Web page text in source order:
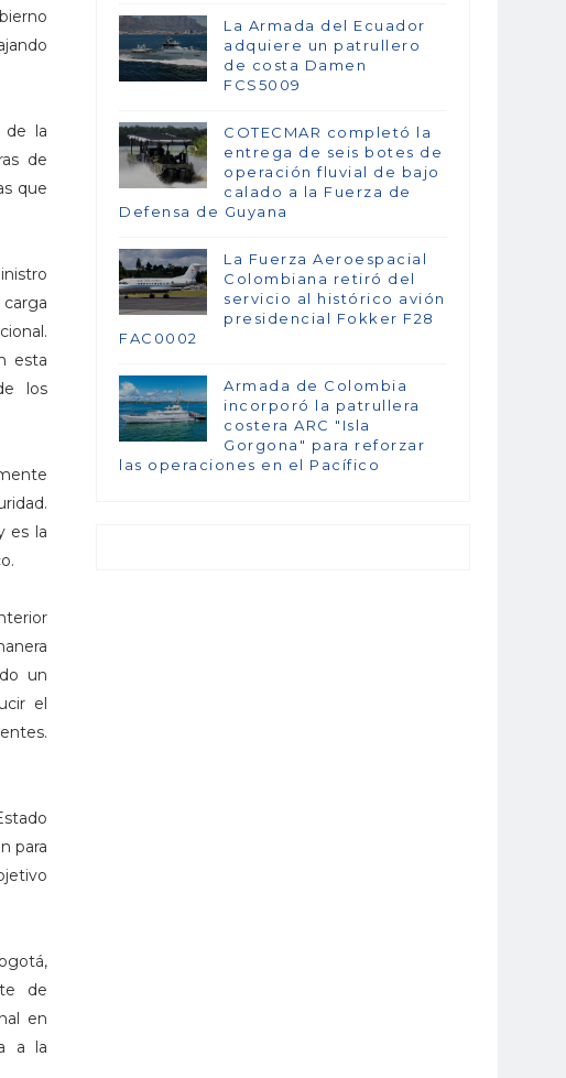
de la
de
que
esta
los
es la
un
el
para
de
en
a la
La Armada del Ecuador
adquiere un patrullero
de costa Damen
FCS5009
COTECMAR completó la
entrega de seis botes de
operación fluvial de bajo
calado a la Fuerza de
Defensa de Guyana
La Fuerza Aeroespacial
Colombiana retiró del
servicio al histórico avión
presidencial Fokker F28
FAC0002
Armada de Colombia
incorporó la patrullera
costera ARC "Isla
Gorgona" para reforzar
las operaciones en el Pacífico